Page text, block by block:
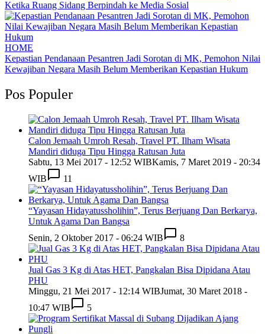
Ketika Ruang Sidang Berpindah ke Media Sosial
HOME
Kepastian Pendanaan Pesantren Jadi Sorotan di MK, Pemohon Nilai
Kewajiban Negara Masih Belum Memberikan Kepastian Hukum
Pos Populer
Calon Jemaah Umroh Resah, Travel PT. Ilham Wisata
Mandiri diduga Tipu Hingga Ratusan Juta
Sabtu, 13 Mei 2017 - 12:52 WIBKamis, 7 Maret 2019 - 20:34
WIB
11
“Yayasan Hidayatussholihin”, Terus Berjuang Dan Berkarya,
Untuk Agama Dan Bangsa
Senin, 2 Oktober 2017 - 06:24 WIB
8
Jual Gas 3 Kg di Atas HET, Pangkalan Bisa Dipidana Atau
PHU
Minggu, 21 Mei 2017 - 12:14 WIBJumat, 30 Maret 2018 -
10:47 WIB
5